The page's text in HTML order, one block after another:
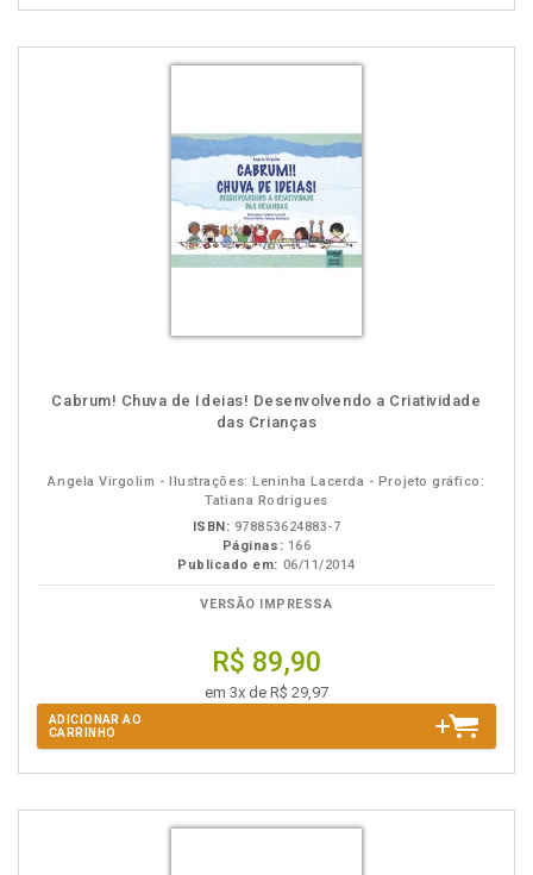
Cabrum! Chuva de Ideias! Desenvolvendo a Criatividade
das Crianças
Angela Virgolim - Ilustrações: Leninha Lacerda - Projeto gráfico:
Tatiana Rodrigues
ISBN: 978853624883-7
Páginas: 166
Publicado em: 06/11/2014
VERSÃO IMPRESSA
R$ 89,90
em 3x de R$ 29,97
ADICIONAR AO
CARRINHO